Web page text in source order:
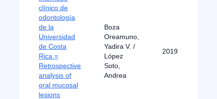
clínico de
odontología
de la
Universidad
de Costa
Rica =
Retrospective
analysis of
oral mucosal
lesions
Boza
Oreamuno,
Yadira V. /
López
Soto,
Andrea
2019